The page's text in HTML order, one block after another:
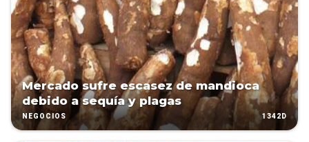
Mercado sufre escasez de mandioca
debido a sequía y plagas
NEGOCIOS 1342D